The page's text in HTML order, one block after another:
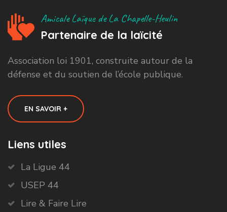
Amicale Laïque de La Chapelle-Heulin
Partenaire de la laïcité
Association loi 1901, construite autour de la
défense et du soutien de l’école publique.
EN SAVOIR +
Liens utiles
La Ligue 44
USEP 44
Lire & Faire Lire